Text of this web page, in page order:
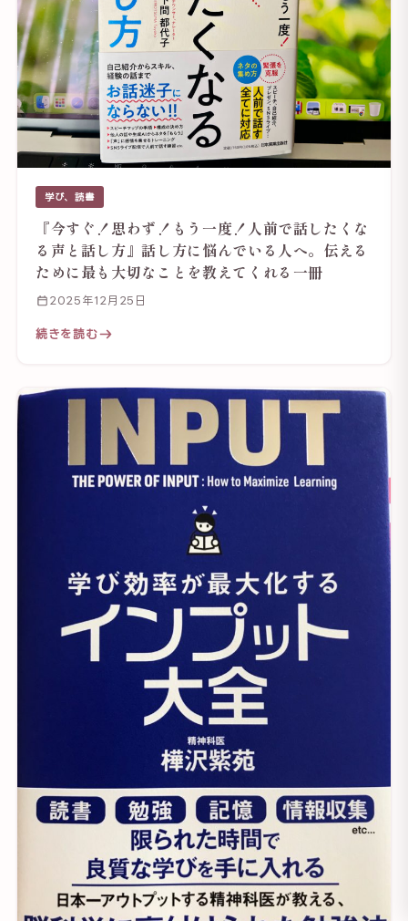
学び、読書
『今すぐ！思わず！もう一度！人前で話したくな
る声と話し方』話し方に悩んでいる人へ。伝える
ために最も大切なことを教えてくれる一冊
2025年12月25日
続きを読む